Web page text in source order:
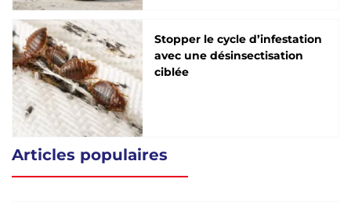
Stopper le cycle d’infestation
avec une désinsectisation
ciblée
Articles populaires